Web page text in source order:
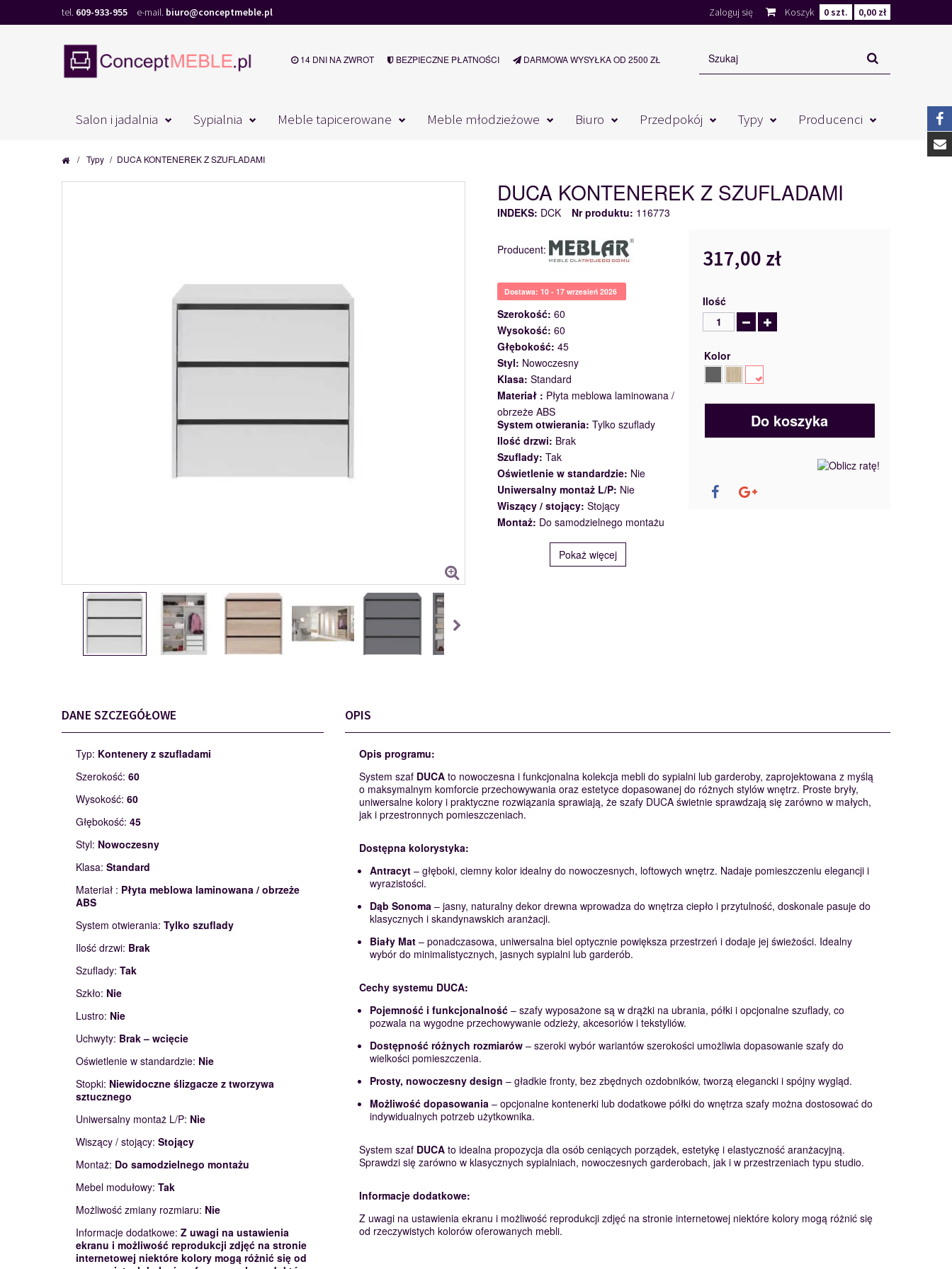
tel. 609-933-955 e-mail. biuro@conceptmeble.pl Koszyk 0szt. 0,00 zł
Zaloguj się
14 DNI NA ZWROT BEZPIECZNE PŁATNOŚCI DARMOWA WYSYŁKA OD 2500 ZŁ
Salon i jadalnia Sypialnia Meble tapicerowane Meble młodzieżowe Biuro Przedpokój Typy Producenci
/ Typy / DUCA KONTENEREK Z SZUFLADAMI
DUCA KONTENEREK Z SZUFLADAMI
INDEKS: DCK Nr produktu: 116773
Producent:
Dostawa: 10 - 17 wrzesień 2026
Szerokość: 60
Wysokość: 60
Głębokość: 45
Styl: Nowoczesny
Klasa: Standard
Materiał : Płyta meblowa laminowana /
obrzeże ABS
System otwierania: Tylko szuflady
Ilość drzwi: Brak
Szuflady: Tak
Oświetlenie w standardzie: Nie
Uniwersalny montaż L/P: Nie
Wiszący / stojący: Stojący
Montaż: Do samodzielnego montażu
Pokaż więcej
317,00 zł
Ilość
Do koszyka
DANE SZCZEGÓŁOWE
Typ: Kontenery z szufladami
Szerokość: 60
Wysokość: 60
Głębokość: 45
Styl: Nowoczesny
Klasa: Standard
Materiał : Płyta meblowa laminowana / obrzeże
ABS
System otwierania: Tylko szuflady
Ilość drzwi: Brak
Szuflady: Tak
Szkło: Nie
Lustro: Nie
Uchwyty: Brak – wcięcie
Oświetlenie w standardzie: Nie
Stopki: Niewidoczne ślizgacze z tworzywa
sztucznego
Uniwersalny montaż L/P: Nie
Wiszący / stojący: Stojący
Montaż: Do samodzielnego montażu
Mebel modułowy: Tak
Możliwość zmiany rozmiaru: Nie
Informacje dodatkowe: Z uwagi na ustawienia
ekranu i możliwość reprodukcji zdjęć na stronie
internetowej niektóre kolory mogą różnić się od
OPIS
Opis programu:
System szaf DUCA to nowoczesna i funkcjonalna kolekcja mebli do sypialni lub garderoby, zaprojektowana z myślą
o maksymalnym komforcie przechowywania oraz estetyce dopasowanej do różnych stylów wnętrz. Proste bryły,
uniwersalne kolory i praktyczne rozwiązania sprawiają, że szafy DUCA świetnie sprawdzają się zarówno w małych,
jak i przestronnych pomieszczeniach.
Dostępna kolorystyka:
Antracyt – głęboki, ciemny kolor idealny do nowoczesnych, loftowych wnętrz. Nadaje pomieszczeniu elegancji i
wyrazistości.
Dąb Sonoma – jasny, naturalny dekor drewna wprowadza do wnętrza ciepło i przytulność, doskonale pasuje do
klasycznych i skandynawskich aranżacji.
Biały Mat – ponadczasowa, uniwersalna biel optycznie powiększa przestrzeń i dodaje jej świeżości. Idealny
wybór do minimalistycznych, jasnych sypialni lub garderób.
Cechy systemu DUCA:
Pojemność i funkcjonalność – szafy wyposażone są w drążki na ubrania, półki i opcjonalne szuflady, co
pozwala na wygodne przechowywanie odzieży, akcesoriów i tekstyliów.
Dostępność różnych rozmiarów – szeroki wybór wariantów szerokości umożliwia dopasowanie szafy do
wielkości pomieszczenia.
Prosty, nowoczesny design – gładkie fronty, bez zbędnych ozdobników, tworzą elegancki i spójny wygląd.
Możliwość dopasowania – opcjonalne kontenerki lub dodatkowe półki do wnętrza szafy można dostosować do
indywidualnych potrzeb użytkownika.
System szaf DUCA to idealna propozycja dla osób ceniących porządek, estetykę i elastyczność aranżacyjną.
Sprawdzi się zarówno w klasycznych sypialniach, nowoczesnych garderobach, jak i w przestrzeniach typu studio.
Informacje dodatkowe:
Z uwagi na ustawienia ekranu i możliwość reprodukcji zdjęć na stronie internetowej niektóre kolory mogą różnić się
od rzeczywistych kolorów oferowanych mebli.